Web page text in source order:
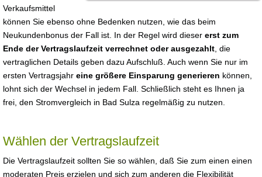
Verkaufsmittel
können Sie ebenso ohne Bedenken nutzen, wie das beim
Neukundenbonus der Fall ist. In der Regel wird dieser erst zum
Ende der Vertragslaufzeit verrechnet oder ausgezahlt , die
vertraglichen Details geben dazu Aufschluß. Auch wenn Sie nur im
ersten Vertragsjahr eine größere Einsparung generieren können,
lohnt sich der Wechsel in jedem Fall. Schließlich steht es Ihnen ja
frei, den Stromvergleich in Bad Sulza regelmäßig zu nutzen.
Wählen der Vertragslaufzeit
Die Vertragslaufzeit sollten Sie so wählen, daß Sie zum einen einen
moderaten Preis erzielen und sich zum anderen die Flexibilität